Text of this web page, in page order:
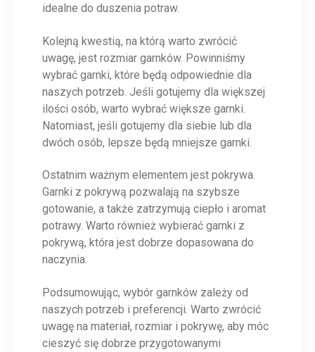
idealne do duszenia potraw.
Kolejną kwestią, na którą warto zwrócić
uwagę, jest rozmiar garnków. Powinniśmy
wybrać garnki, które będą odpowiednie dla
naszych potrzeb. Jeśli gotujemy dla większej
ilości osób, warto wybrać większe garnki.
Natomiast, jeśli gotujemy dla siebie lub dla
dwóch osób, lepsze będą mniejsze garnki.
Ostatnim ważnym elementem jest pokrywa.
Garnki z pokrywą pozwalają na szybsze
gotowanie, a także zatrzymują ciepło i aromat
potrawy. Warto również wybierać garnki z
pokrywą, która jest dobrze dopasowana do
naczynia.
Podsumowując, wybór garnków zależy od
naszych potrzeb i preferencji. Warto zwrócić
uwagę na materiał, rozmiar i pokrywę, aby móc
cieszyć się dobrze przygotowanymi